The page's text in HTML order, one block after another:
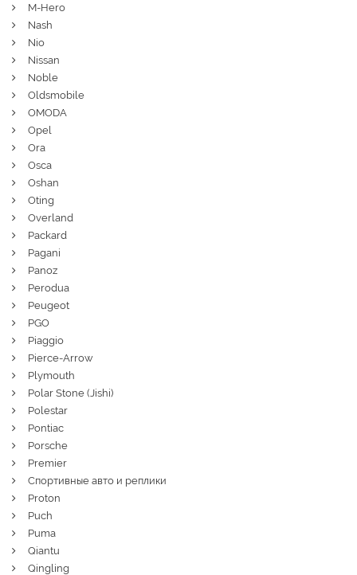
M-Hero
Nash
Nio
Nissan
Noble
Oldsmobile
OMODA
Opel
Ora
Osca
Oshan
Oting
Overland
Packard
Pagani
Panoz
Perodua
Peugeot
PGO
Piaggio
Pierce-Arrow
Plymouth
Polar Stone (Jishi)
Polestar
Pontiac
Porsche
Premier
Спортивные авто и реплики
Proton
Puch
Puma
Qiantu
Qingling